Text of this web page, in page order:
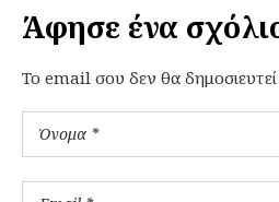
Άφησε ένα
To email σου δεν θα δημοσιευτεί